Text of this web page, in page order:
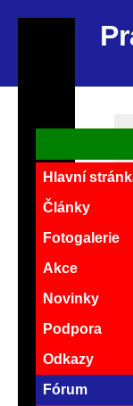
Hlavní
Články
Fotogalerie
Akce
Novinky
Podpora
Odkazy
Fórum